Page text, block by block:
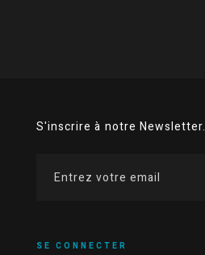
S'inscrire à notre Newsletter.
SE CONNECTER